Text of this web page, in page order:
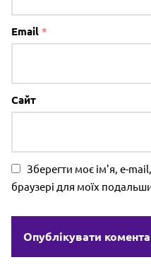
Email *
Сайт
Зберегти моє ім'я, e-
браузері для моїх